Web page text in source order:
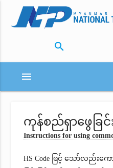
search
menu
ကုန်စည်ရှာဖွေခြင်
Instructions for using
HS Code ဖြင့် သော်လည်